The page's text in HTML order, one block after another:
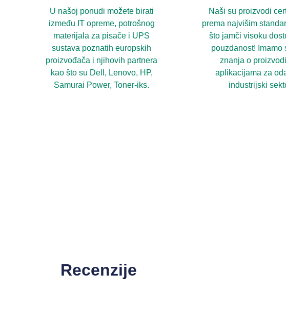
U našoj ponudi možete birati
između IT opreme, potrošnog
materijala za pisače i UPS
sustava poznatih europskih
proizvođača i njihovih partnera
kao što su Dell, Lenovo, HP,
Samurai Power, Toner-iks.
Naši su proizvodi
prema najvišim
što jamči visoku
pouzdanost! Imamo
znanja o
aplikacijama za
industrijski
Recenzije